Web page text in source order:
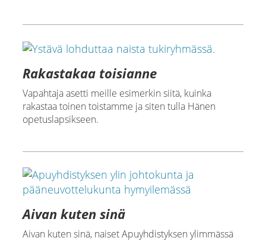
Rakastakaa toisianne
Vapahtaja asetti meille esimerkin siitä, kuinka
rakastaa toinen toistamme ja siten tulla Hänen
opetuslapsikseen.
Aivan kuten sinä
Aivan kuten sinä, naiset Apuyhdistyksen ylimmässä